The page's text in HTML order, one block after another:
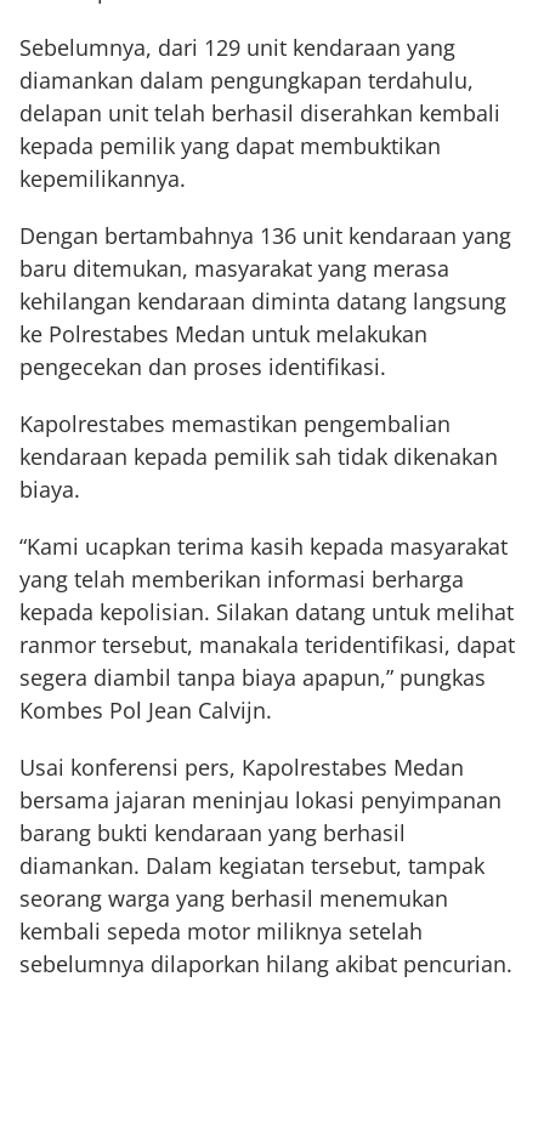
Sebelumnya, dari 129 unit kendaraan yang
diamankan dalam pengungkapan terdahulu,
delapan unit telah berhasil diserahkan kembali
kepada pemilik yang dapat membuktikan
kepemilikannya.
Dengan bertambahnya 136 unit kendaraan yang
baru ditemukan, masyarakat yang merasa
kehilangan kendaraan diminta datang langsung
ke Polrestabes Medan untuk melakukan
pengecekan dan proses identifikasi.
Kapolrestabes memastikan pengembalian
kendaraan kepada pemilik sah tidak dikenakan
biaya.
“Kami ucapkan terima kasih kepada masyarakat
yang telah memberikan informasi berharga
kepada kepolisian. Silakan datang untuk melihat
ranmor tersebut, manakala teridentifikasi, dapat
segera diambil tanpa biaya apapun,” pungkas
Kombes Pol Jean Calvijn.
Usai konferensi pers, Kapolrestabes Medan
bersama jajaran meninjau lokasi penyimpanan
barang bukti kendaraan yang berhasil
diamankan. Dalam kegiatan tersebut, tampak
seorang warga yang berhasil menemukan
kembali sepeda motor miliknya setelah
sebelumnya dilaporkan hilang akibat pencurian.